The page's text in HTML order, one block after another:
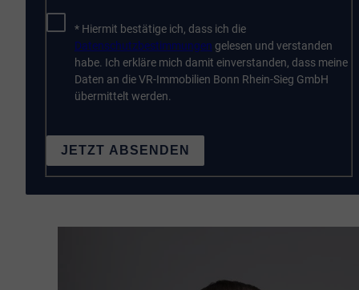
* Hiermit bestätige ich, dass ich die
Datenschutzbestimmungen gelesen und verstanden
habe. Ich erkläre mich damit einverstanden, dass meine
Daten an die VR-Immobilien Bonn Rhein-Sieg GmbH
übermittelt werden.
JETZT ABSENDEN